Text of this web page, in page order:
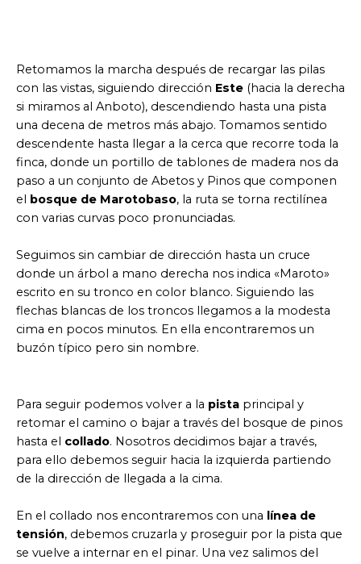
Retomamos la marcha después de recargar las pilas
con las vistas, siguiendo dirección Este (hacia la derecha
si miramos al Anboto), descendiendo hasta una pista
una decena de metros más abajo. Tomamos sentido
descendente hasta llegar a la cerca que recorre toda la
finca, donde un portillo de tablones de madera nos da
paso a un conjunto de Abetos y Pinos que componen
el bosque de Marotobaso, la ruta se torna rectilínea
con varias curvas poco pronunciadas.
Seguimos sin cambiar de dirección hasta un cruce
donde un árbol a mano derecha nos indica «Maroto»
escrito en su tronco en color blanco. Siguiendo las
flechas blancas de los troncos llegamos a la modesta
cima en pocos minutos. En ella encontraremos un
buzón típico pero sin nombre.
Para seguir podemos volver a la pista principal y
retomar el camino o bajar a través del bosque de pinos
hasta el collado. Nosotros decidimos bajar a través,
para ello debemos seguir hacia la izquierda partiendo
de la dirección de llegada a la cima.
En el collado nos encontraremos con una línea de
tensión, debemos cruzarla y proseguir por la pista que
se vuelve a internar en el pinar. Una vez salimos del